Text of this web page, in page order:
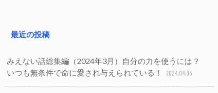
最近の投稿
みえない話総集編（2024年3月）自分の力を使うには？
いつも無条件で命に愛され与えられている！
2024.04.06